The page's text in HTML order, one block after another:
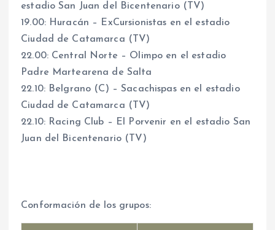
estadio San Juan del Bicentenario (TV)
19.00: Huracán – ExCursionistas en el estadio
Ciudad de Catamarca (TV)
22.00: Central Norte – Olimpo en el estadio
Padre Martearena de Salta
22.10: Belgrano (C) – Sacachispas en el estadio
Ciudad de Catamarca (TV)
22.10: Racing Club – El Porvenir en el estadio San
Juan del Bicentenario (TV)
Conformación de los grupos: